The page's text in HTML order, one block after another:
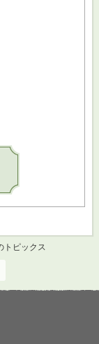
トピックス